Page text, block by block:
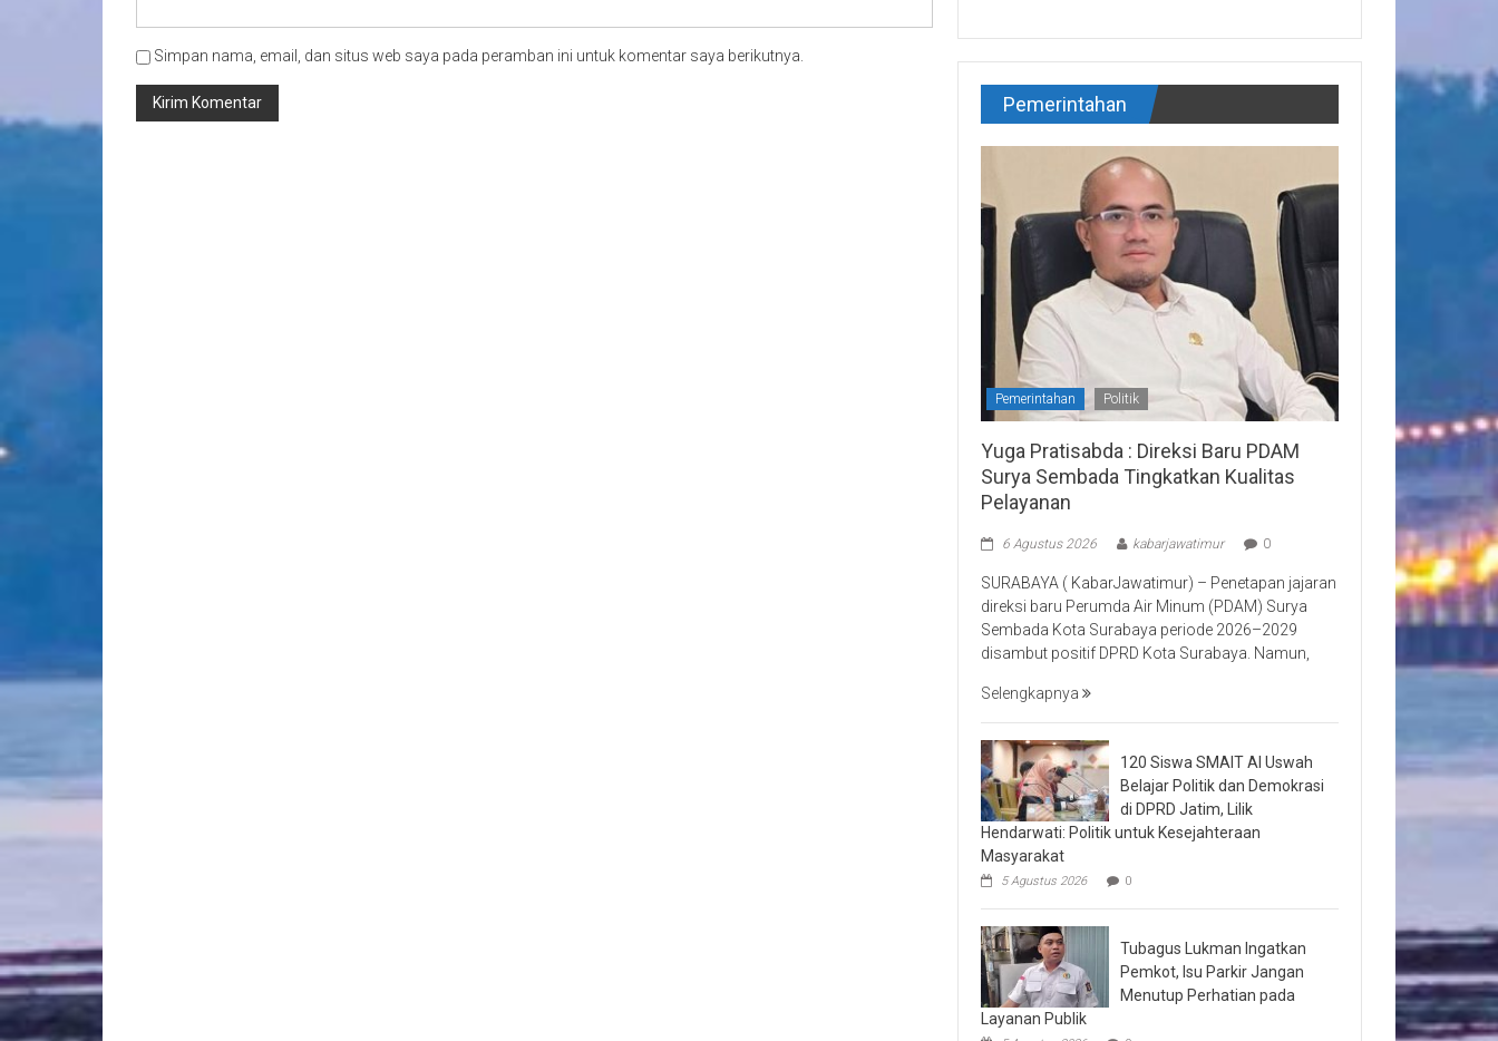
Simpan nama, email, dan situs web saya pada peramban ini untuk komentar saya berikutnya.
Pemerintahan
Pemerintahan Politik
Yuga Pratisabda : Direksi Baru PDAM
Surya Sembada Tingkatkan Kualitas
Pelayanan
6 Agustus 2026 kabarjawatimur 0
SURABAYA ( KabarJawatimur) – Penetapan jajaran
direksi baru Perumda Air Minum (PDAM) Surya
Sembada Kota Surabaya periode 2026–2029
disambut positif DPRD Kota Surabaya. Namun,
Selengkapnya
120 Siswa SMAIT Al Uswah
Belajar Politik dan Demokrasi
di DPRD Jatim, Lilik
Hendarwati: Politik untuk Kesejahteraan
Masyarakat
5 Agustus 2026 0
Tubagus Lukman Ingatkan
Pemkot, Isu Parkir Jangan
Menutup Perhatian pada
Layanan Publik